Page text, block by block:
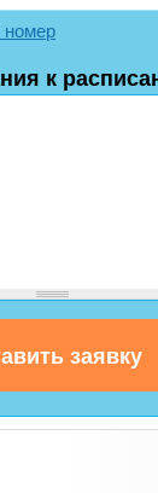
номер
к